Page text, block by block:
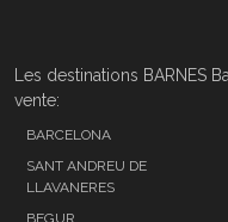
Les destinations BARNES
vente:
BARCELONA
SANT ANDREU DE
LLAVANERES
BEGUR